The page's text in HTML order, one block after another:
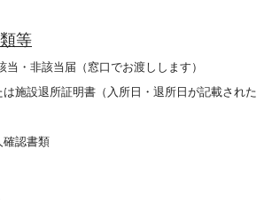
等
当・非該当届（窓口でお渡しします）
は施設退所証明書（入所日・退所日が記載された
確認書類